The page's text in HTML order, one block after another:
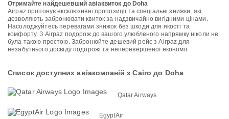
Отримайте найдешевший авіаквиток до Doha
Airpaz пропонує ексклюзивні пропозиції та спеціальні знижки, які
дозволяють забронювати квиток за надзвичайно вигідними цінами.
Насолоджуйтесь перевагами знижок без шкоди для якості та
комфорту. З Airpaz подорож до вашого улюбленого напрямку ніколи не
була такою простою. Забронюйте дешевий рейс з Airpaz для
незабутнього досвіду подорожі та неперевершеної економії.
Список доступних авіакомпаній з Cairo до Doha
Qatar Airways
EgyptAir